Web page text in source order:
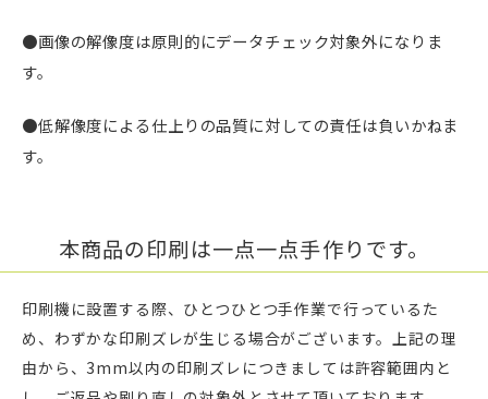
●画像の解像度は原則的にデータチェック対象外になりま
す。
●低解像度による仕上りの品質に対しての責任は負いかねま
す。
本商品の印刷は一点一点手作りです。
印刷機に設置する際、ひとつひとつ手作業で行っているた
め、わずかな印刷ズレが生じる場合がございます。上記の理
由から、3mm以内の印刷ズレにつきましては許容範囲内と